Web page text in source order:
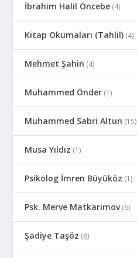
İbrahim Halil Öncebe (4)
Kitap Okumaları (Tahlil) (4)
Mehmet Şahin (4)
Muhammed Önder (1)
Muhammed Sabri Altun (15)
Musa Yıldız (1)
Psikolog İmren Büyüköz (1)
Psk. Merve Matkarimov(6)
Şadiye Taşöz (6)